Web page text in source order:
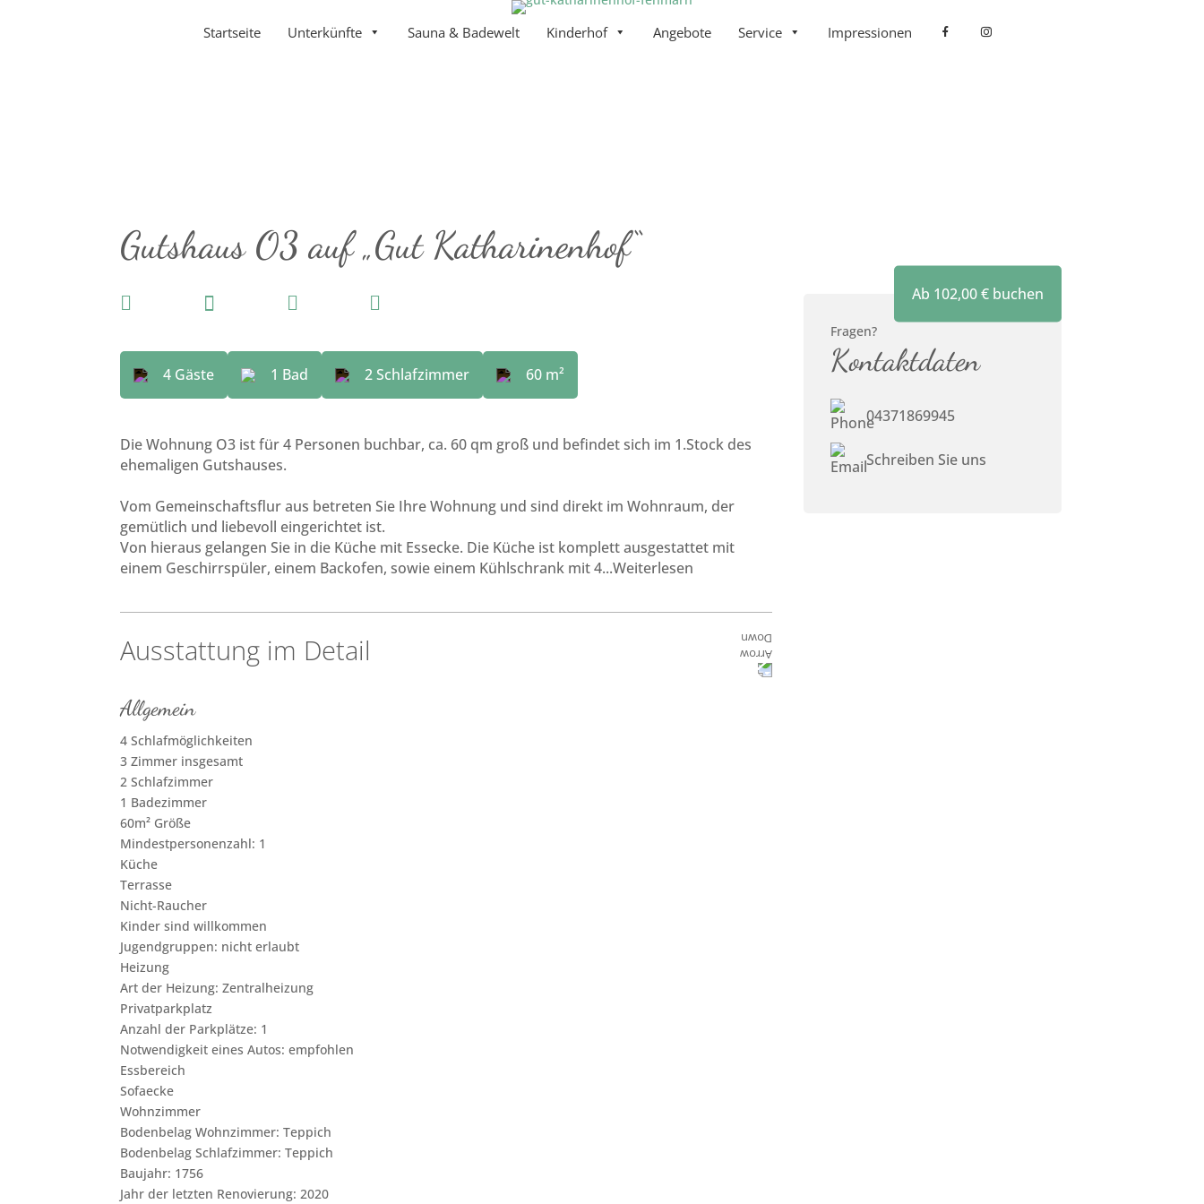
Startseite Unterkünfte Sauna & Badewelt Kinderhof Angebote Service Impressionen
Gutshaus O3 auf „Gut Katharinenhof“
 
  
4 Gäste 1 Bad 2 Schlafzimmer 60 m²
Die Wohnung O3 ist für 4 Personen buchbar, ca. 60 qm groß und befindet sich im 1.Stock des
ehemaligen Gutshauses.
Vom Gemeinschaftsflur aus betreten Sie Ihre Wohnung und sind direkt im Wohnraum, der
gemütlich und liebevoll eingerichtet ist.
Von hieraus gelangen Sie in die Küche mit Essecke. Die Küche ist komplett ausgestattet mit
einem Geschirrspüler, einem Backofen, sowie einem Kühlschrank mit 4...Weiterlesen
Ab 102,00 €buchen
Fragen?
Kontaktdaten
04371869945
Schreiben Sie uns
Ausstattung im Detail
Allgemein
4 Schlafmöglichkeiten
3 Zimmer insgesamt
2 Schlafzimmer
1 Badezimmer
60m² Größe
Mindestpersonenzahl: 1
Küche
Terrasse
Nicht-Raucher
Kinder sind willkommen
Jugendgruppen: nicht erlaubt
Heizung
Art der Heizung: Zentralheizung
Privatparkplatz
Anzahl der Parkplätze: 1
Notwendigkeit eines Autos: empfohlen
Essbereich
Sofaecke
Wohnzimmer
Bodenbelag Wohnzimmer: Teppich
Bodenbelag Schlafzimmer: Teppich
Baujahr: 1756
Jahr der letzten Renovierung: 2020